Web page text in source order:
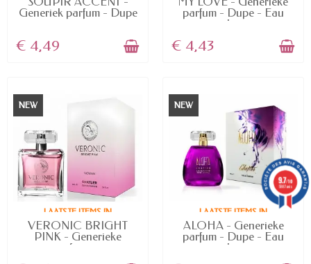
Generiek parfum - Dupe
-...
€ 4,49
parfum - Dupe - Eau
de...
€ 4,43
NEW
LAATSTE ITEMS IN
VOORRAAD
VERONIC BRIGHT
PINK - Generieke
parfum -...
NEW
LAATSTE ITEMS IN
VOORRAAD
ALOHA - Generieke
parfum - Dupe - Eau
de...
9.7/10
5887 avis